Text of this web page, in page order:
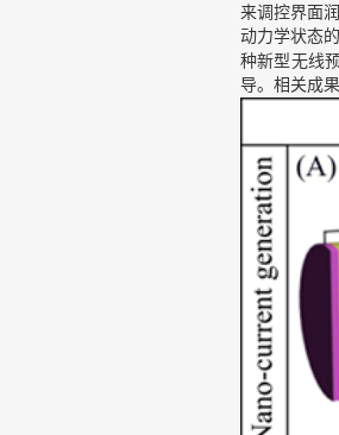
来调控界面
动力学状态
种新型无线
导。相关成